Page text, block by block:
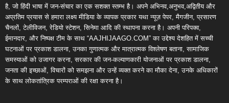
है, जो हिंदी भाषा में जन-संचार का एक सशक्त स्तम्भ है। अपने अभिनव,अनुभव,अद्वितीय और
अप्रतिम प्रयास से हमारा लक्ष्य मीडिया के व्यापक प्रकार यथा न्यूज़ पेपर, मैगजीन, प्रसारण
चैनलों, टेलीविजन, रेडियो स्टेशन, सिनेमा आदि की स्थापना करना है। अपनी परिपक्व,
ईमानदार, और निष्पक्ष टीम के साथ “AAJHIJAAGO.COM” का उद्देश्य देशहित में सच्ची
घटनाओं पर प्रकाश डालना, उनका गुणात्मक और मात्रात्मक विश्लेषण बताना, सामाजिक
समस्याओं को उजागर करना, सरकार की जन-कल्याणकारी योजनाओं पर प्रकाश डालना,
जनता की इच्छाओं, विचारों को समझना और उन्हें व्यक्त करने का मौका देना, उनके अधिकारों
के साथ लोकतांत्रिक परम्पराओं की रक्षा करना है।